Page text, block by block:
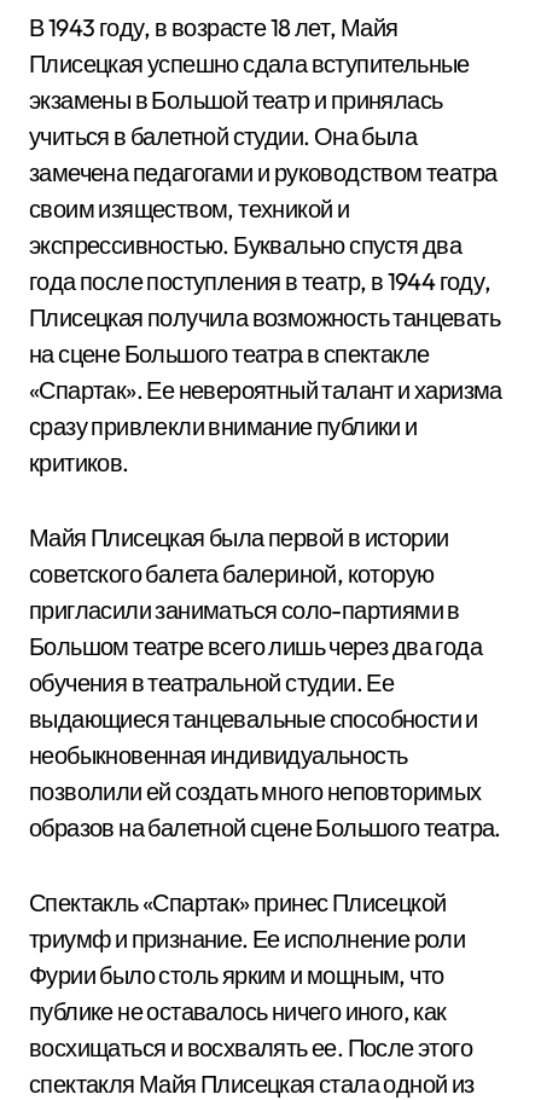
В 1943 году, в возрасте 18 лет, Майя
Плисецкая успешно сдала вступительные
экзамены в Большой театр и принялась
учиться в балетной студии. Она была
замечена педагогами и руководством театра
своим изяществом, техникой и
экспрессивностью. Буквально спустя два
года после поступления в театр, в 1944 году,
Плисецкая получила возможность танцевать
на сцене Большого театра в спектакле
«Спартак». Ее невероятный талант и харизма
сразу привлекли внимание публики и
критиков.
Майя Плисецкая была первой в истории
советского балета балериной, которую
пригласили заниматься соло-партиями в
Большом театре всего лишь через два года
обучения в театральной студии. Ее
выдающиеся танцевальные способности и
необыкновенная индивидуальность
позволили ей создать много неповторимых
образов на балетной сцене Большого театра.
Спектакль «Спартак» принес Плисецкой
триумф и признание. Ее исполнение роли
Фурии было столь ярким и мощным, что
публике не оставалось ничего иного, как
восхищаться и восхвалять ее. После этого
спектакля Майя Плисецкая стала одной из